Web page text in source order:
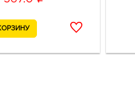
Белгородская обл, г